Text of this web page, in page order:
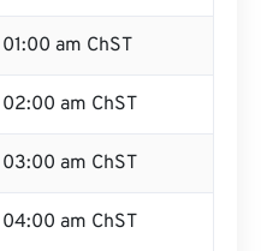
01:00 am ChST
02:00 am ChST
03:00 am ChST
04:00 am ChST